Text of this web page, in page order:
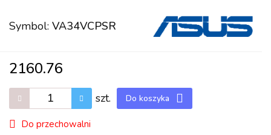
Symbol: VA34VCPSR
2160.76
szt. Do koszyka
Do przechowalni